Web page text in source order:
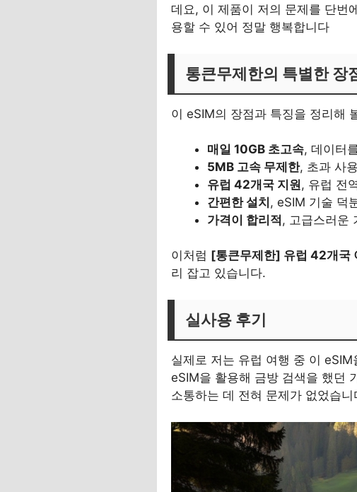
데요, 이 제품이 저의 문제를 단번
용할 수 있어 정말 행복합니다
통큰무제한의 특별한 장
이 eSIM의 장점과 특징을 정리해
매일 10GB 초고속, 데이터
5MB 고속 무제한, 초과 사
유럽 42개국 지원, 유럽 전
간편한 설치, eSIM 기술 덕
가격이 합리적, 고급스러운
이처럼 [통큰무제한] 유럽 42개국
리 잡고 있습니다.
실사용 후기
실제로 저는 유럽 여행 중 이
eSIM을 활용해 금방 검색을 했던
소통하는 데 전혀 문제가 없었습니